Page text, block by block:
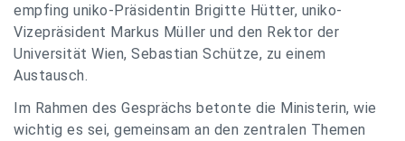
empfing uniko-Präsidentin Brigitte Hütter, uniko-
Vizepräsident Markus Müller und den Rektor der
Universität Wien, Sebastian Schütze, zu einem
Austausch.
Im Rahmen des Gesprächs betonte die Ministerin, wie
wichtig es sei, gemeinsam an den zentralen Themen